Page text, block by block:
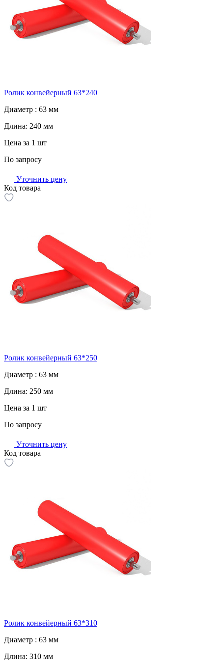
Ролик конвейерный 63*240
Диаметр : 63 мм
Длина: 240 мм
Цена за 1 шт
По запросу
Уточнить цену
Код товара
Ролик конвейерный 63*250
Диаметр : 63 мм
Длина: 250 мм
Цена за 1 шт
По запросу
Уточнить цену
Код товара
Ролик конвейерный 63*310
Диаметр : 63 мм
Длина: 310 мм